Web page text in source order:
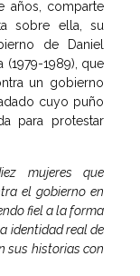
años, comparte
sobre ella, su
de Daniel
(1979-1989), que
un gobierno
cuyo puño
para protestar
mujeres que
el gobierno en
fiel a la forma
identidad real de
sus historias con